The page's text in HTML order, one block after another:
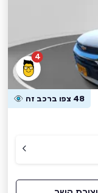
4
48 צפו ברכב זה